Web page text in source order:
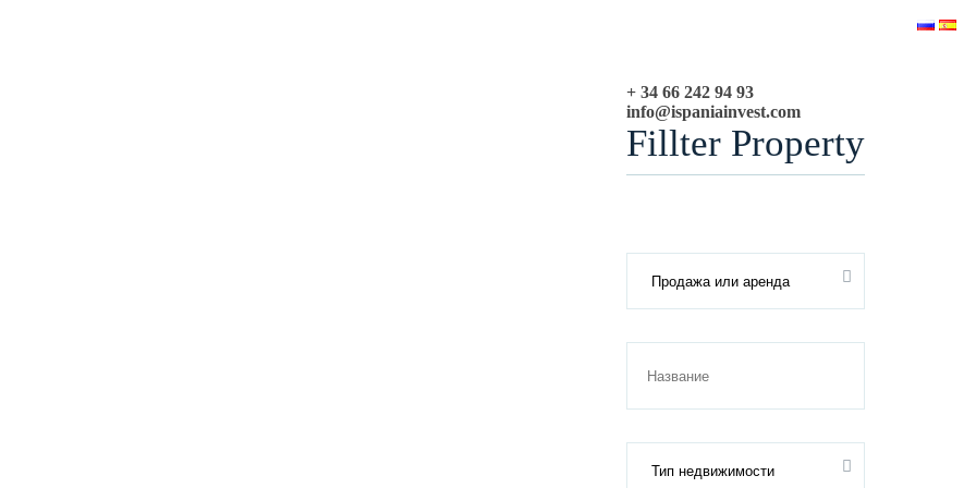
+ 34 66 242 94 93
info@ispaniainvest.com
Fillter Property